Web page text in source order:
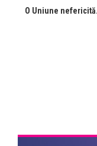
O Uniune